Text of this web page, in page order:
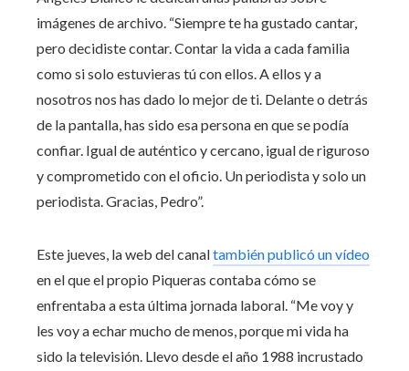
imágenes de archivo. “Siempre te ha gustado cantar,
pero decidiste contar. Contar la vida a cada familia
como si solo estuvieras tú con ellos. A ellos y a
nosotros nos has dado lo mejor de ti. Delante o detrás
de la pantalla, has sido esa persona en que se podía
confiar. Igual de auténtico y cercano, igual de riguroso
y comprometido con el oficio. Un periodista y solo un
periodista. Gracias, Pedro”.
Este jueves, la web del canaltambién publicó un vídeo
en el que el propio Piqueras contaba cómo se
enfrentaba a esta última jornada laboral. “Me voy y
les voy a echar mucho de menos, porque mi vida ha
sido la televisión. Llevo desde el año 1988 incrustado